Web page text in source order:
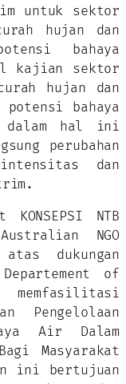
untuk sektor
hujan dan
bahaya
kajian sektor
hujan dan
potensi bahaya
dalam hal ini
perubahan
dan
NTB
NGO
dukungan
of
Pengelolaan
Air Dalam
Masyarakat
ini bertujuan